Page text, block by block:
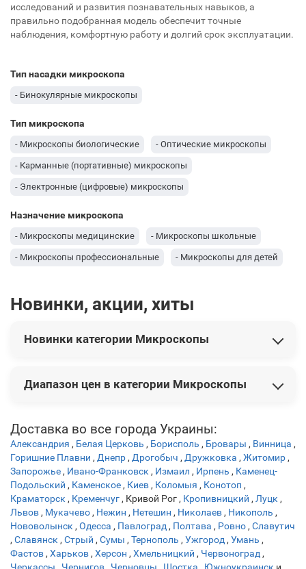
исследований и развития познавательных навыков, а
правильно подобранная модель обеспечит точные
наблюдения, комфортную работу и долгий срок эксплуатации.
Тип насадки микроскопа
- Бинокулярные микроскопы
Тип микроскопа
- Микроскопы биологические - Оптические микроскопы
- Карманные (портативные) микроскопы
- Электронные (цифровые) микроскопы
Назначение микроскопа
- Микроскопы медицинские - Микроскопы школьные
- Микроскопы профессиональные - Микроскопы для детей
Новинки, акции, хиты
Новинки категории Микроскопы
Микроскоп Tasco Digital арт.780200T3 150 грн
Мікроскоп Bresser Erudit Basic Mono 40x-400x з
адаптером для смартфона + кейс (5102100) 15 599 грн
Мікроскоп Bresser Biolux LCD Touch 5MP HDMI 30x-1200x
(5201020)
26 999 грн
Микроскоп Bresser Biolux SEL 40x-1600x смартфон-
адаптер + кейс (8855610GYE000)
8 999 грн
Диапазон цен в категории Микроскопы
Доставка во все города Украины:
Александрия , Белая Церковь , Борисполь , Бровары , Винница ,
Горишние Плавни , Днепр, Дрогобыч , Дружковка , Житомир,
Запорожье, Ивано-Франковск , Измаил , Ирпень , Каменец-
Подольский , Каменское, Киев, Коломыя , Конотоп ,
Краматорск , Кременчуг, Кривой Рог, Кропивницкий , Луцк ,
Львов, Мукачево, Нежин , Нетешин , Николаев, Никополь ,
Нововолынск , Одесса , Павлоград, Полтава , Ровно, Славутич
, Славянск , Стрый , Сумы , Тернополь , Ужгород, Умань ,
Фастов, Харьков, Херсон , Хмельницкий , Червоноград,